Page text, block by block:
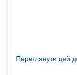
Переглянути цей